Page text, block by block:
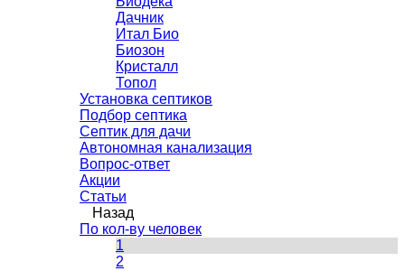
Дачник
Итал Био
Биозон
Кристалл
Топол
Установка септиков
Подбор септика
Септик для дачи
Автономная канализация
Вопрос-ответ
Акции
Статьи
Назад
По кол-ву человек
1
2